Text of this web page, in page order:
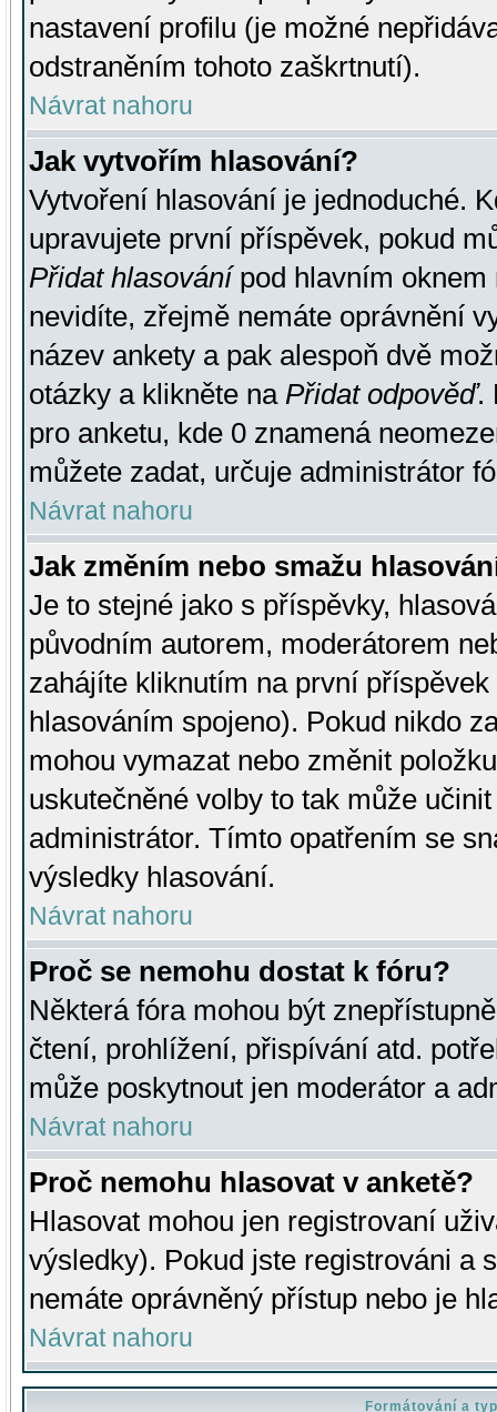
nastavení profilu (je možné
odstraněním tohoto zaškrtnutí).
Návrat nahoru
Jak vytvořím hlasování?
Vytvoření hlasování je jednoduché.
upravujete první příspěvek, pokud
Přidat hlasovánípod hlavním oknem
nevidíte, zřejmě nemáte oprávnění
název ankety a pak alespoň dvě
otázky a klikněte na Přidat odpověď.
pro anketu, kde 0 znamená
můžete zadat, určuje administrátor
Návrat nahoru
Jak změním nebo smažu
Je to stejné jako s příspěvky,
původním autorem, moderátorem
zahájíte kliknutím na první
hlasováním spojeno). Pokud nikdo
mohou vymazat nebo změnit
uskutečněné volby to tak může
administrátor. Tímto opatřením se
výsledky hlasování.
Návrat nahoru
Proč se nemohu dostat k fóru?
Některá fóra mohou být
čtení, prohlížení, přispívání atd.
může poskytnout jen moderátor a
Návrat nahoru
Proč nemohu hlasovat v anketě?
Hlasovat mohou jen registrovaní
výsledky). Pokud jste registrováni a
nemáte oprávněný přístup nebo je
Návrat nahoru
Formátování a